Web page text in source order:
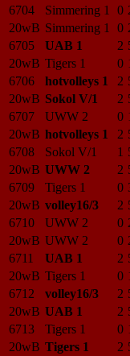
6704
Simmering 1 0
20wB Simmering 1 0
6705
UAB 1 2
20wB Tigers 1 0
6706
hotvolleys 1 2
20wB Sokol V/1 2
6707
UWW 2 0
20wB hotvolleys 1 2
6708
Sokol V/1 1
20wB UWW 2 2
6709
Tigers 1 0
20wB volley16/3 2
6710
UWW 2 0
20wB UWW 2 0
6711
UAB 1 2
20wB Tigers 1 0
6712
volley16/3 2
20wB UAB 1 2
6713
Tigers 1 0
20wB Tigers 1 2